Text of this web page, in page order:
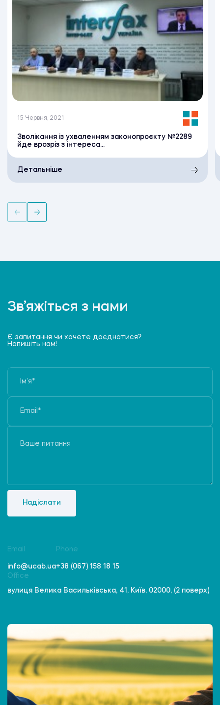
15 Червня, 2021
Зволікання із ухваленням законопроєкту №2289
йде врозріз з інтереса...
Детальніше
Зв’яжіться з нами
Є запитання чи хочете доєднатися?
Напишіть нам!
Надіслати
Email
info@ucab.ua
Phone
+38 (067) 158 18 15
Office
вулиця Велика Васильківська, 41, Київ, 02000, (2 поверх)